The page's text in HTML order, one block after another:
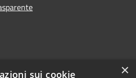
×
sui cookie